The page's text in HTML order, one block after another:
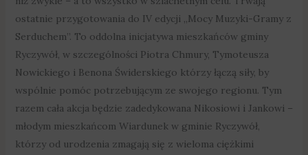
ostatnie przygotowania do IV edycji „Mocy Muzyki-Gramy z
Serduchem”. To oddolna inicjatywa mieszkańców gminy
Ryczywół, w szczególności Piotra Chmury, Tymoteusza
Nowickiego i Benona Świderskiego którzy łączą siły, by
wspólnie pomóc potrzebującym ze swojego regionu. Tym
razem cała akcja będzie zadedykowana Nikosiowi i Jankowi –
młodym mieszkańcom Wiardunek w gminie Ryczywół,
którzy od urodzenia zmagają się z wieloma ciężkimi